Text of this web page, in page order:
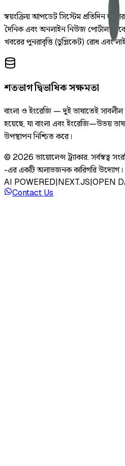
স্বয়ংক্রিয় আপডেট সিস্টেম প্রতিদিন দুইবার
দৈনিক এবং অনলাইন নিউজ পোর্টাল
খবরের পুনরাবৃত্তি (ডুপ্লিকেট) রোধ এবং
শতভাগ দ্বিভাষিক সক্ষমতা
বাংলা ও ইংরেজি — দুই ভাষাতেই সাবলীল
হয়েছে, যা বাংলা এবং ইংরেজি—উভয়
উপস্থাপন নিশ্চিত করে।
© 2026 ভায়োলেন্স ট্র্যাকার.সর্বস্বত্ব
-এর একটি অলাভজনক কারিগরি উদ্যোগ।
AI POWERED|NEXT.JS|OPEN
Contact Us